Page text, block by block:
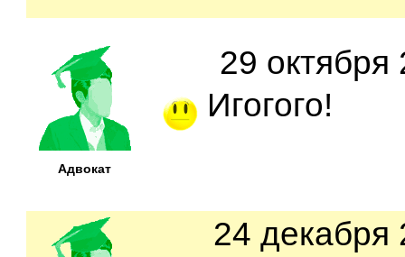
Адвокат
29 октября
Игогого!
24 декабря